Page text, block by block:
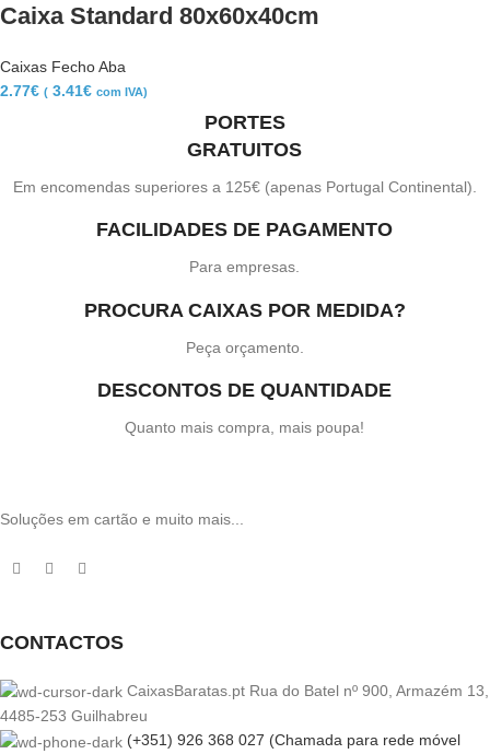
Caixa Standard 80x60x40cm
Caixas Fecho Aba
2.77€ ( 3.41€ com IVA)
PORTES
GRATUITOS
Em encomendas superiores a 125€ (apenas Portugal Continental).
FACILIDADES DE PAGAMENTO
Para empresas.
PROCURA CAIXAS POR MEDIDA?
Peça orçamento.
DESCONTOS DE QUANTIDADE
Quanto mais compra, mais poupa!
Soluções em cartão e muito mais...
CONTACTOS
CaixasBaratas.pt Rua do Batel nº 900, Armazém 13,
4485-253 Guilhabreu
(+351) 926 368 027 (Chamada para rede móvel